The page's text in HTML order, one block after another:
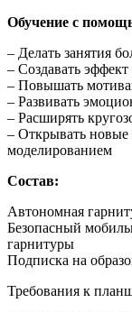
Обучение с
– Делать занятия
– Создавать
– Повышать
– Развивать
– Расширять
– Открывать новые
моделированием
Состав:
Автономная
Безопасный
гарнитуры
Подписка на
Требования к